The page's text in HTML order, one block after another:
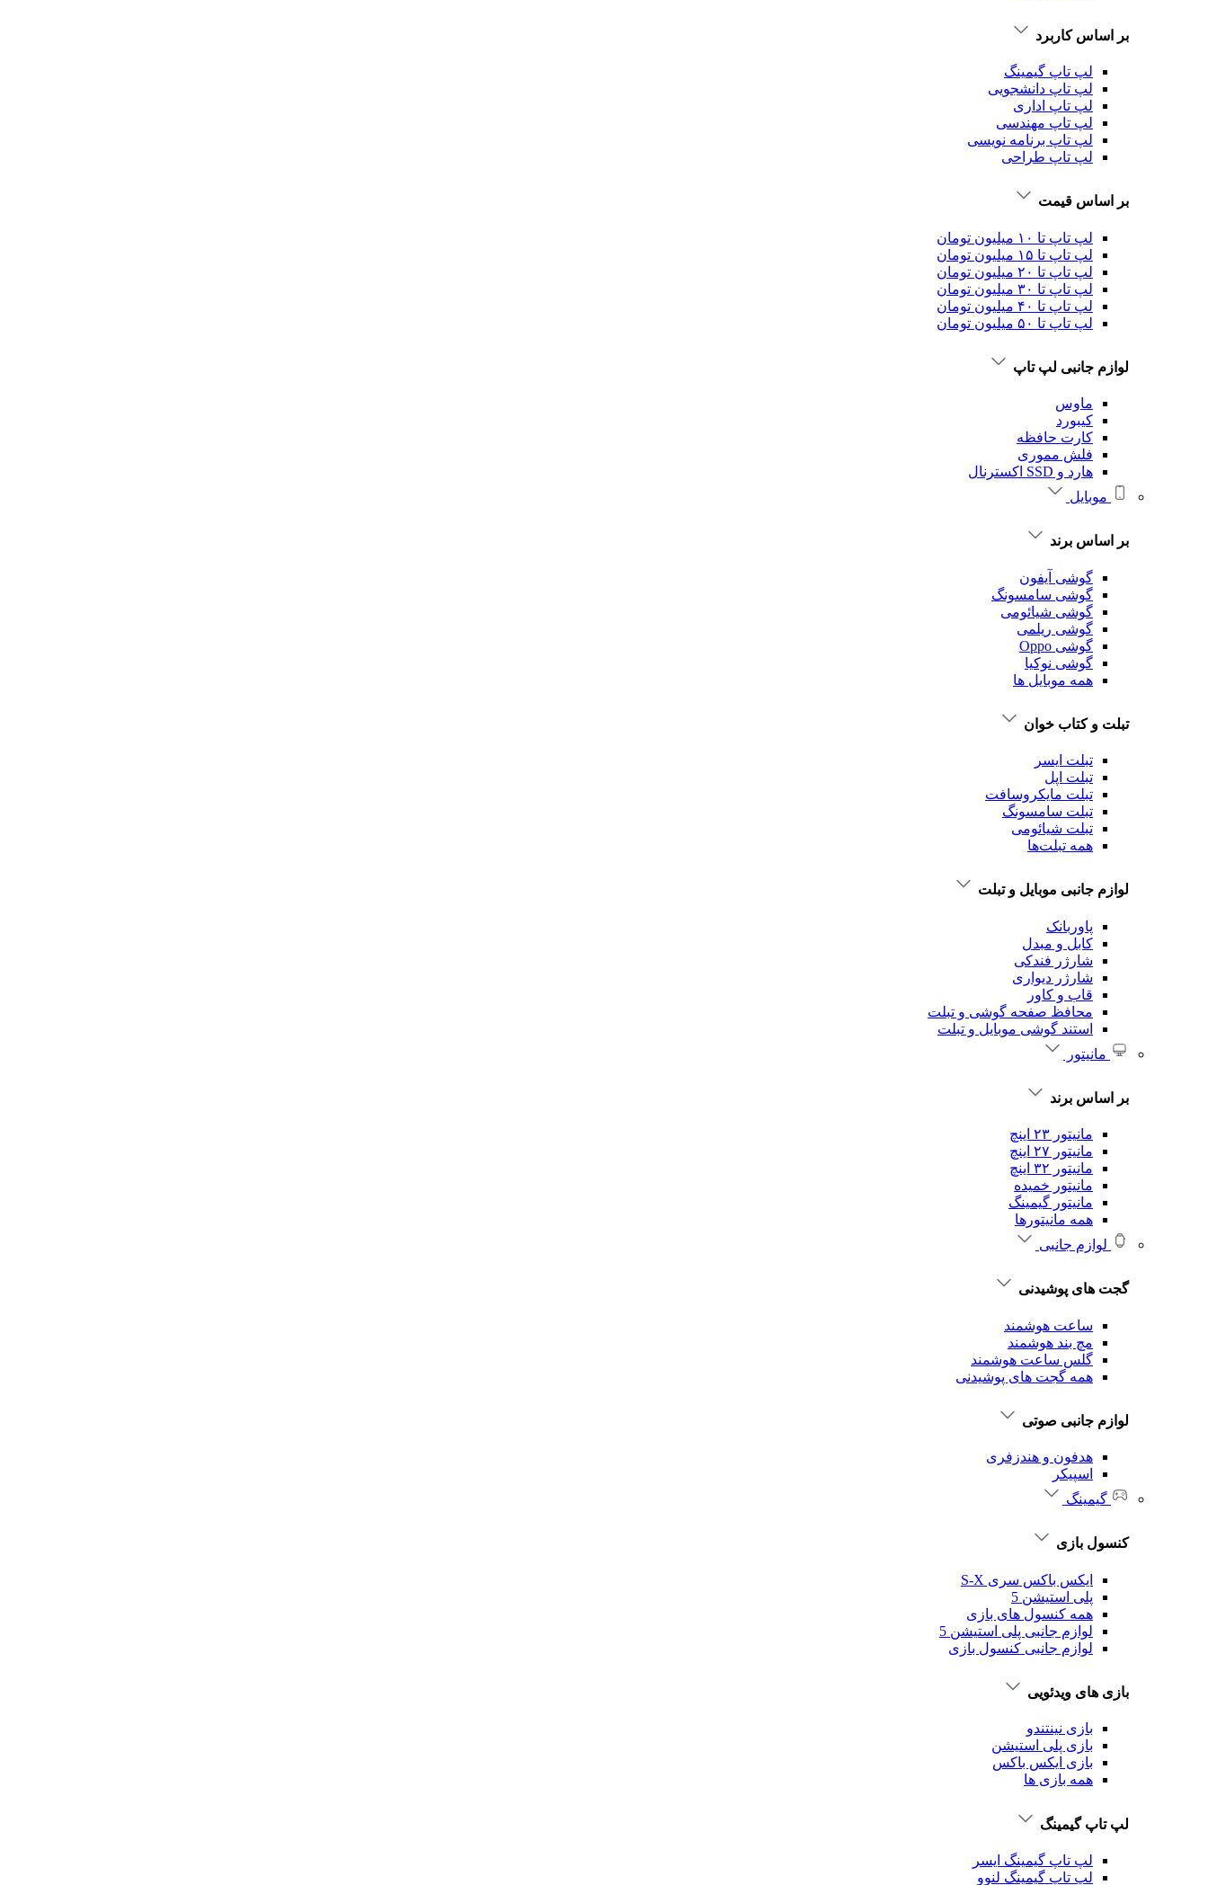
بر اساس کاربرد
لپ تاپ گیمینگ
لپ تاپ دانشجویی
لپ تاپ اداری
لپ تاپ مهندسی
لپ تاپ برنامه نویسی
لپ تاپ طراحی
بر اساس قیمت
لپ تاپ تا ۱۰ میلیون تومان
لپ تاپ تا ۱۵ میلیون تومان
لپ تاپ تا ۲۰ میلیون تومان
لپ تاپ تا ۳۰ میلیون تومان
لپ تاپ تا ۴۰ میلیون تومان
لپ تاپ تا ۵۰ میلیون تومان
لوازم جانبی لپ تاپ
ماوس
کیبورد
کارت حافظه
فلش مموری
هارد و SSD اکسترنال
موبایل
بر اساس برند
گوشی آیفون
گوشی سامسونگ
گوشی شیائومی
گوشی ریلمی
گوشی Oppo
گوشی نوکیا
همه موبایل ها
تبلت و کتاب خوان
تبلت ایسر
تبلت اپل
تبلت‌ مایکروسافت
تبلت‌ سامسونگ
تبلت شیائومی
همه تبلت‌ها
لوازم جانبی موبایل و تبلت
پاوربانک
کابل و مبدل
شارژر فندکی
شارژر دیواری
قاب و کاور
محافظ صفحه گوشی و تبلت
استند گوشی موبایل و تبلت
مانیتور
بر اساس برند
مانیتور ۲۳ اینچ
مانیتور ۲۷ اینچ
مانیتور ۳۲ اینچ
مانیتور خمیده
مانیتور گیمینگ
همه مانیتورها
لوازم جانبی
گجت های پوشیدنی
ساعت هوشمند
مچ بند هوشمند
گلس ساعت هوشمند
همه گجت های پوشیدنی
لوازم جانبی صوتی
هدفون و هندزفری
اسپیکر
گیمینگ
کنسول بازی
ایکس باکس سری S-X
پلی استیشن 5
همه کنسول های بازی
لوازم جانبی پلی استیشن 5
لوازم جانبی کنسول بازی
بازی های ویدئویی
بازی نینتندو
بازی پلی استیشن
بازی ایکس باکس
همه بازی ها
لپ تاپ گیمینگ
لپ تاپ گیمینگ ایسر
لپ تاپ گیمینگ لنوو